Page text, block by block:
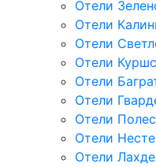
Отели
Отели
Отели
Отели
Отели
Отели
Отели
Отели
Отели